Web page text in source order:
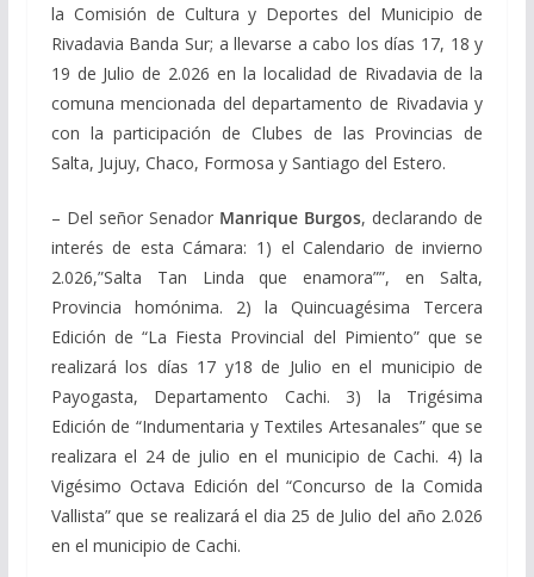
la Comisión de Cultura y Deportes del Municipio de
Rivadavia Banda Sur; a llevarse a cabo los días 17, 18 y
19 de Julio de 2.026 en la localidad de Rivadavia de la
comuna mencionada del departamento de Rivadavia y
con la participación de Clubes de las Provincias de
Salta, Jujuy, Chaco, Formosa y Santiago del Estero.
– Del señor Senador Manrique Burgos, declarando de
interés de esta Cámara: 1) el Calendario de invierno
2.026,”Salta Tan Linda que enamora””, en Salta,
Provincia homónima. 2) la Quincuagésima Tercera
Edición de “La Fiesta Provincial del Pimiento” que se
realizará los días 17 y18 de Julio en el municipio de
Payogasta, Departamento Cachi. 3) la Trigésima
Edición de “Indumentaria y Textiles Artesanales” que se
realizara el 24 de julio en el municipio de Cachi. 4) la
Vigésimo Octava Edición del “Concurso de la Comida
Vallista” que se realizará el dia 25 de Julio del año 2.026
en el municipio de Cachi.